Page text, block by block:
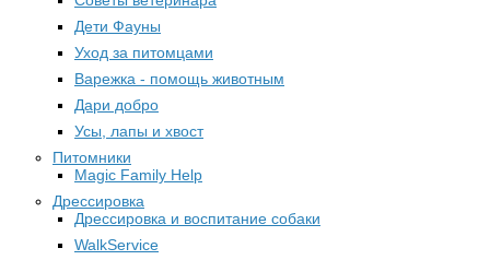
Дети Фауны
Уход за питомцами
Варежка - помощь животным
Дари добро
Усы, лапы и хвост
Питомники
Magic Family Help
Дрессировка
Дрессировка и воспитание собаки
WalkService